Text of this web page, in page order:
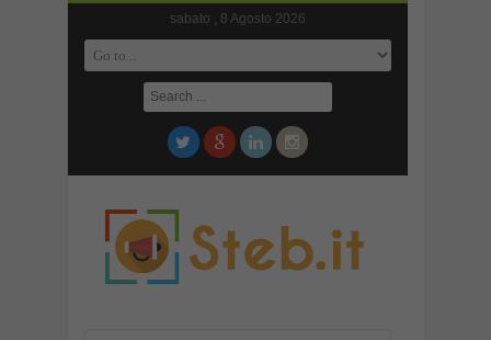
sabato , 8 Agosto 2026